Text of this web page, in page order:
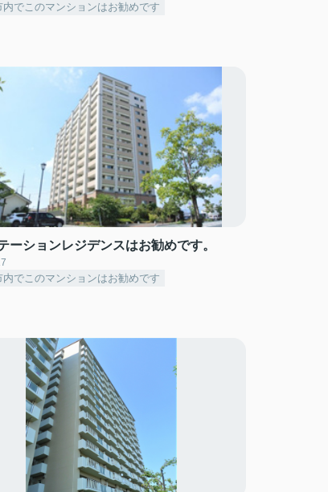
内でこのマンションはお勧めです
ーションレジデンスはお勧めです。
内でこのマンションはお勧めです